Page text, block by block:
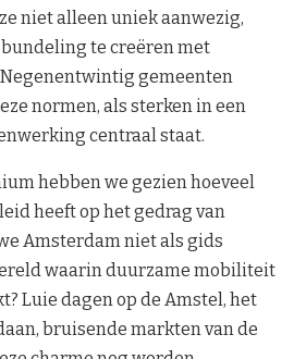
niet alleen uniek aanwezig,
bundeling te creëren met
gemeenten
normen, als sterken in een
centraal staat.
hebben we gezien hoeveel
heeft op het gedrag van
Amsterdam niet als gids
waarin duurzame mobiliteit
Luie dagen op de Amstel, het
bruisende markten van de